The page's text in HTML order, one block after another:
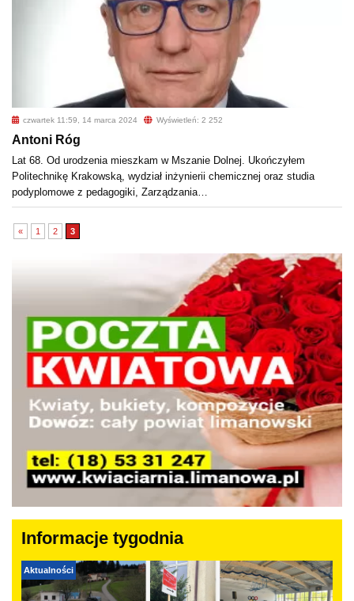
czwartek 11:59, 14 marca 2024 Wyświetleń: 2 252
Antoni Róg
Lat 68. Od urodzenia mieszkam w Mszanie Dolnej. Ukończyłem
Politechnikę Krakowską, wydział inżynierii chemicznej oraz studia
podyplomowe z pedagogiki, Zarządzania…
« 1 2 3
Informacje tygodnia
Aktualności